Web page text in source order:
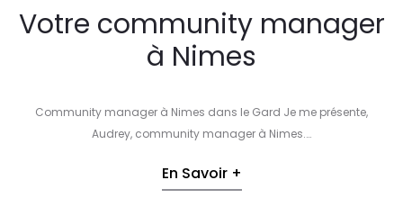
Votre community manager
à Nimes
Community manager à Nimes dans le Gard Je me présente,
Audrey, community manager à Nimes.…
En Savoir +